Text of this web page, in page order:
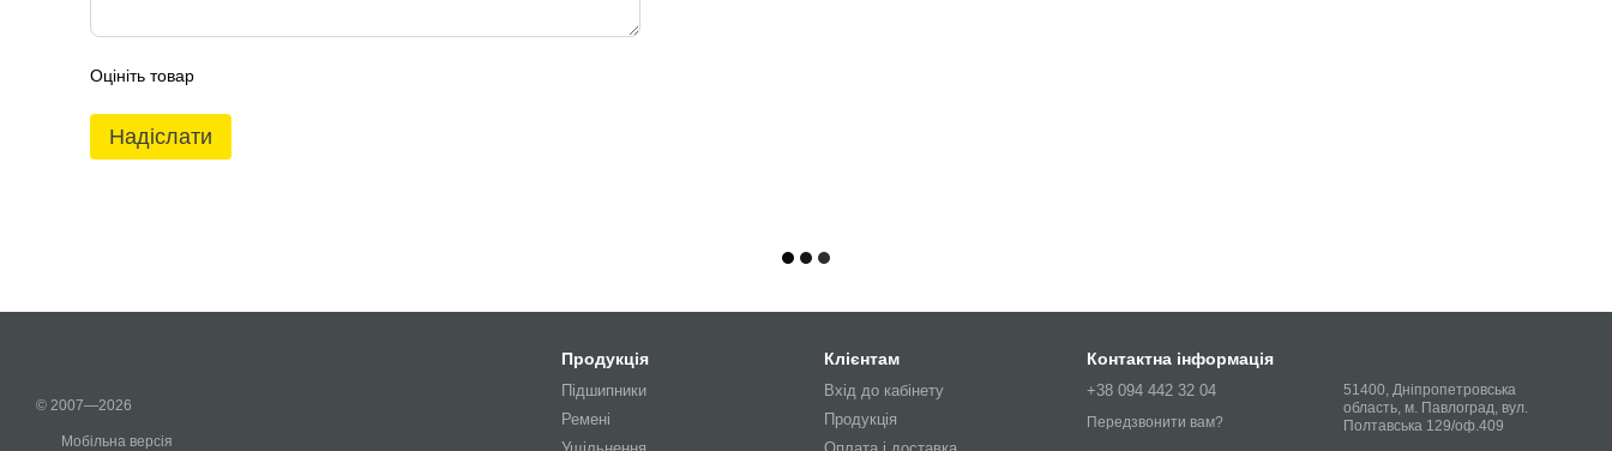
Оцініть товар
Надіслати
© 2007—2026
Мобільна версія
Продукція
Підшипники
Ремені
Клієнтам
Вхід до кабінету
Продукція
Контактна інформація
+38 094 442 32 04
Передзвонити вам?
51400, Дніпропетровська
область, м. Павлоград, вул.
Полтавська 129/оф.409